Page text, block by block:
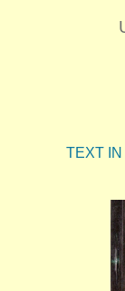
TEXT